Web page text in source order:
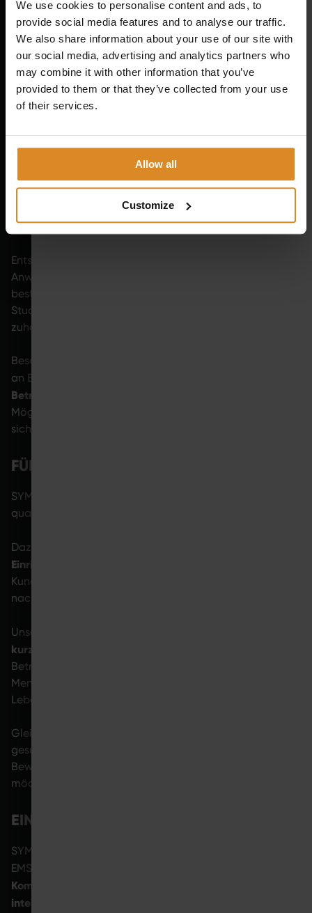
We use cookies to personalise content and ads, to
provide social media features and to analyse our traffic.
We also share information about your use of our site with
our social media, advertising and analytics partners who
may combine it with other information that you’ve
provided to them or that they’ve collected from your use
of their services.
Allow all
Customize
von Studiobetreibern, Therapeuten und
gesundheitsbewussten Menschen, die effiziente und
qualitativ hochwertige Lösungen suchen.
EMS ALS LÖSUNG DENKEN
Wir sind überzeugt, dass EMS dann den größten Nutzen
einzelne Trainingsform oder standardisierte Methode,
integrierbare Lösung innerhalb moderner
Gesundheits- und Trainingskonzepte.
Entscheidend sind klare Abläufe, verständliche
Anwendungen und Systeme, die sich flexibel in
bestehende Strukturen integrieren lassen. Sowohl im
Studio und in therapeutischen Kontexten als auch
zuhause im Alltag.
Besonders hybride Nutzungskonzepte gewinnen dabei
an Bedeutung. Die
Betreuung und flexibler Anwendungen
Möglichkeiten für moderne Gesundheitsangebote, die
sich an reale Lebenssituationen anpassen.
FÜR WEN WIR ARBEITEN
SYMBIONT arbeitet mit Partnern, die EMS bewusst,
qualitätsorientiert und verantwortungsvoll einsetzen.
Dazu gehören
Einrichtungen und Gesundheitsanbieter
Kunden und Patienten moderne Lösungen mit
nachvollziehbarem Nutzen bieten möchten.
Unsere Partner setzen auf
kurzfristiger Trends
Betreuung, professionelle Anwendung und Systeme, die
Menschen in ihrem aktiven und gesundheitsorientierten
Lebensstil unterstützen.
Gleichzeitig richten wir unseren Blick auf
gesundheitsbewusste Menschen, die Muskelkraft,
Beweglichkeit und Vitalität langfristig erhalten
möchten.
EINORDNUNG
SYMBIONT steht für die Weiterentwicklung moderner
EMS-Anwendungen: Wir verbinden
Kompetenz, evidenzbasiertes Muskeltraining und
intelligente Technologie